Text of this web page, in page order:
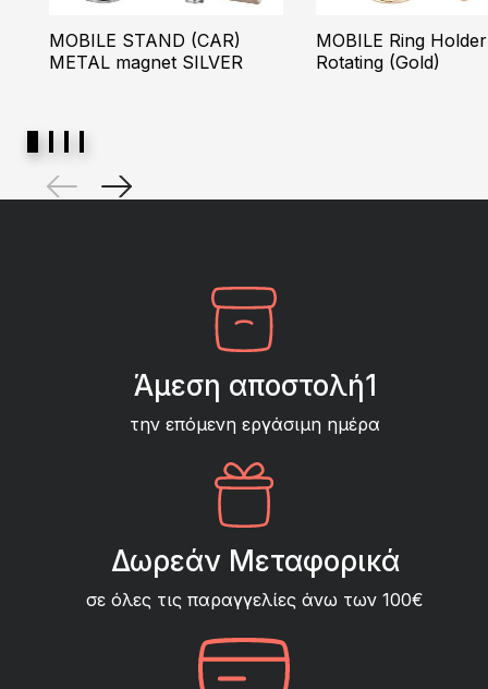
MOBILE STAND (CAR)
METAL magnet SILVER
MOBILE Ring Holder
Rotating (Gold)
Άμεση αποστολή1
την επόμενη εργάσιμη ημέρα
Δωρεάν Μεταφορικά
σε όλες τις παραγγελίες άνω των 100€